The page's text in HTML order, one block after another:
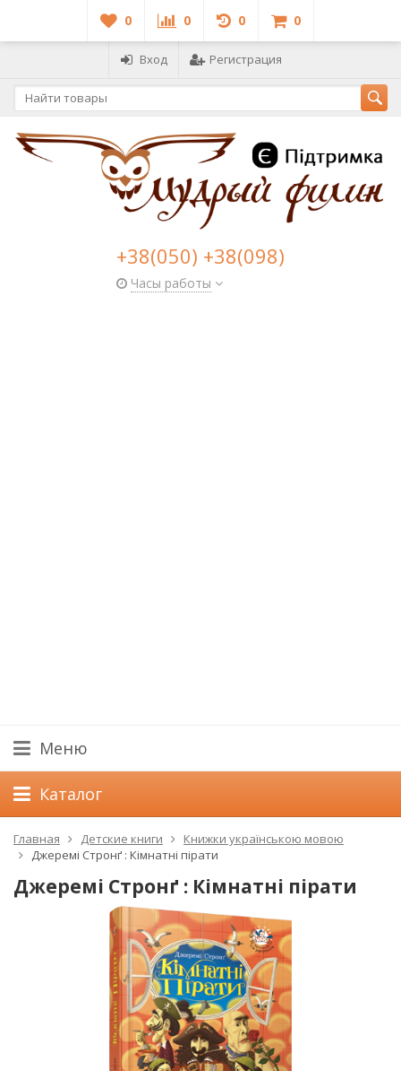
0 0 0 0
Вход Регистрация
+38(050) +38(098)
Часы работы
Меню
Каталог
Главная Детские книги
Книжки українською мовою
Джеремі Стронґ : Кімнатні пірати
Джеремі Стронґ : Кімнатні пірати